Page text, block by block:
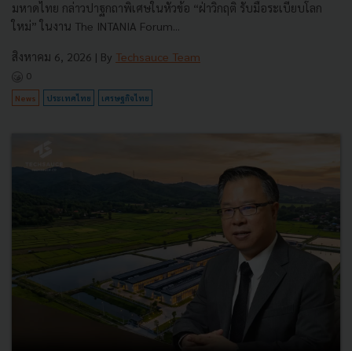
มหาดไทย กล่าวปาฐกถาพิเศษในหัวข้อ “ฝ่าวิกฤติ รับมือระเบียบโลก
ใหม่” ในงาน The INTANIA Forum...
สิงหาคม 6, 2026 | By Techsauce Team
0
News ประเทศไทย เศรษฐกิจไทย